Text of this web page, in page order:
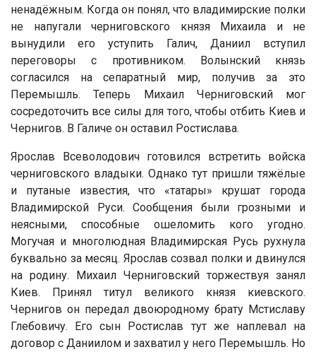
ненадёжным. Когда он понял, что владимирские полки
не напугали черниговского князя Михаила и не
вынудили его уступить Галич, Даниил вступил
переговоры с противником. Волынский князь
согласился на сепаратный мир, получив за это
Перемышль. Теперь Михаил Черниговский мог
сосредоточить все силы для того, чтобы отбить Киев и
Чернигов. В Галиче он оставил Ростислава.
Ярослав Всеволодович готовился встретить войска
черниговского владыки. Однако тут пришли тяжёлые
и путаные известия, что «татары» крушат города
Владимирской Руси. Сообщения были грозными и
неясными, способные ошеломить кого угодно.
Могучая и многолюдная Владимирская Русь рухнула
буквально за месяц. Ярослав созвал полки и двинулся
на родину. Михаил Черниговский торжествуя занял
Киев. Принял титул великого князя киевского.
Чернигов он передал двоюродному брату Мстиславу
Глебовичу. Его сын Ростислав тут же наплевал на
договор с Даниилом и захватил у него Перемышль. Но